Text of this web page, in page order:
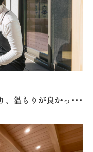
、温もりが良かっ･･･